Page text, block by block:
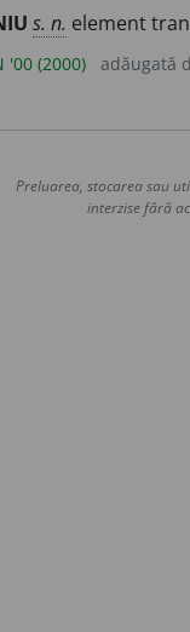
s. n. element
'00 (2000) adăugată
Preluarea, stocarea sau
interzise fără